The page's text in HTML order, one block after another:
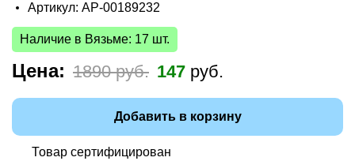
Артикул: AP-00189232
Наличие в Вязьме: 17 шт.
Цена: 1890 руб. 147 руб.
Товар сертифицирован
Добавить в корзину